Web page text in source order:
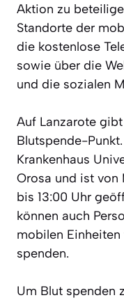
Aktion zu
Standorte der
die kostenlose
sowie über die
und die sozialen
Auf Lanzarote
Blutspende-
Krankenhaus
Orosa und ist
bis 13:00 Uhr
können auch
mobilen
spenden.
Um Blut spenden